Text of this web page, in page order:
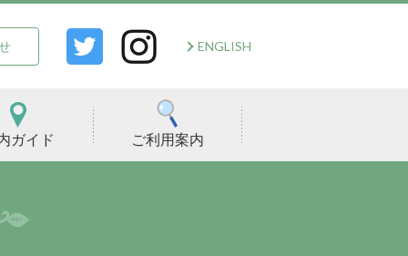
ガイド ご利用案内
ENGLISH